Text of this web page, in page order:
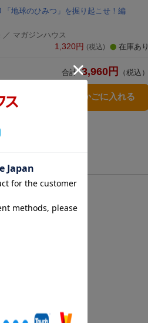
「地球のひみつ」を掘り起こせ！編
／ マガジンハウス
1,320円 (税込) 在庫あり
合計 3,960 円 （税込）
3点とも買い物かごに入れる